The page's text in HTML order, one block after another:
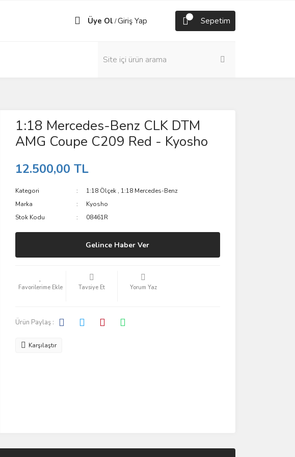
Üye Ol /Giriş Yap Sepetim
1:18 Mercedes-Benz CLK DTM
AMG Coupe C209 Red - Kyosho
12.500,00 TL
Kategori 1:18 Ölçek , 1:18 Mercedes-Benz
Marka
Kyosho
Stok Kodu
08461R
Gelince Haber Ver
Tavsiye Et Yorum Yaz
Ürün Paylaş :
Karşılaştır